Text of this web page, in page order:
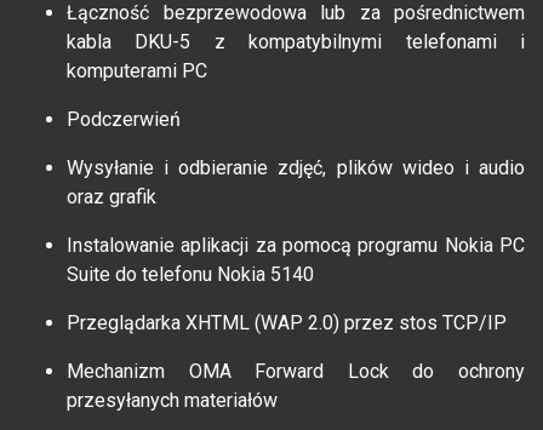
Łączność bezprzewodowa lub za pośrednictwem
kabla DKU-5 z kompatybilnymi telefonami i
komputerami PC
Podczerwień
Wysyłanie i odbieranie zdjęć, plików wideo i audio
oraz grafik
Instalowanie aplikacji za pomocą programu Nokia PC
Suite do telefonu Nokia 5140
Przeglądarka XHTML (WAP 2.0) przez stos TCP/IP
Mechanizm OMA Forward Lock do ochrony
przesyłanych materiałów